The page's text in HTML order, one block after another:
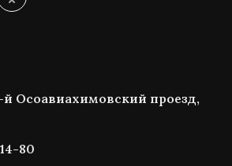
Осоавиахимовский проезд,
80